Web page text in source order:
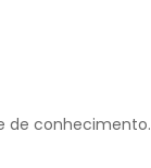
de conhecimento.